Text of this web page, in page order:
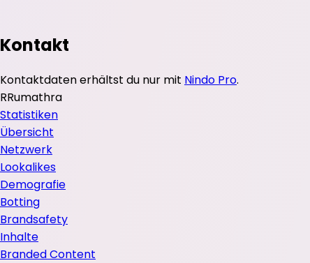
Kontakt
Kontaktdaten erhältst du nur mit Nindo Pro.
RRumathra
Statistiken
Übersicht
Netzwerk
Lookalikes
Demografie
Botting
Brandsafety
Inhalte
Branded Content